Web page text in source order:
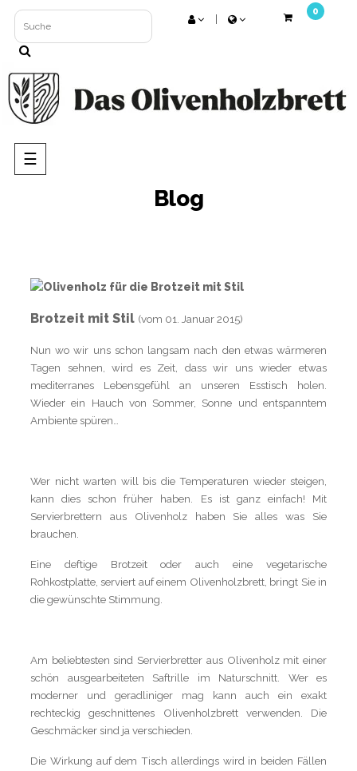
0
Umschalten
der
☰
Blog
Brotzeit mit Stil (vom 01. Januar 2015)
Nun wo wir uns schon langsam nach den etwas wärmeren
Tagen sehnen, wird es Zeit, dass wir uns wieder etwas
mediterranes Lebensgefühl an unseren Esstisch holen.
Wieder ein Hauch von Sommer, Sonne und entspanntem
Ambiente spüren…
Wer nicht warten will bis die Temperaturen wieder steigen,
kann dies schon früher haben. Es ist ganz einfach! Mit
Servierbrettern aus Olivenholz haben Sie alles was Sie
brauchen.
Eine deftige Brotzeit oder auch eine vegetarische
Rohkostplatte, serviert auf einem Olivenholzbrett, bringt Sie in
die gewünschte Stimmung.
Am beliebtesten sind Servierbretter aus Olivenholz mit einer
schön ausgearbeiteten Saftrille im Naturschnitt. Wer es
moderner und geradliniger mag kann auch ein exakt
rechteckig geschnittenes Olivenholzbrett verwenden. Die
Geschmäcker sind ja verschieden.
Die Wirkung auf dem Tisch allerdings wird in beiden Fällen